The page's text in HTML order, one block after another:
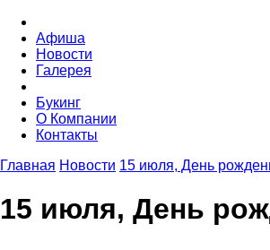
Афиша
Новости
Галерея
Букинг
О Компании
Контакты
Главная Новости 15 июля, День
15 июля, День